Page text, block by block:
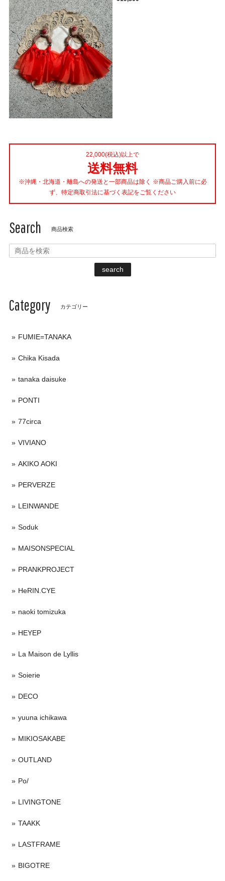
22,000(税込)以上で
送料無料
※沖縄・北海道・離島への発送と一部商品は除く ※商品ご購入前に必
ず、特定商取引法に基づく表記をご覧ください
Search 商品検索
search
Category カテゴリー
FUMIE=TANAKA
Chika Kisada
tanaka daisuke
PONTI
77circa
VIVIANO
AKIKO AOKI
PERVERZE
LEINWANDE
Soduk
MAISONSPECIAL
PRANKPROJECT
HeRIN.CYE
naoki tomizuka
HEYEP
La Maison de Lyllis
Soierie
DECO
yuuna ichikawa
MIKIOSAKABE
OUTLAND
Po/
LIVINGTONE
TAAKK
LASTFRAME
BIGOTRE